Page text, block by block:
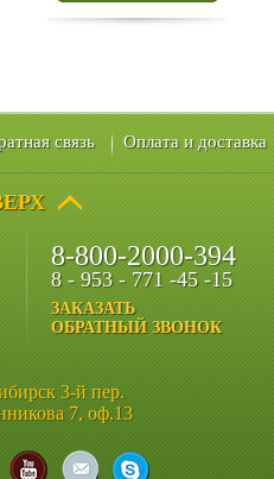
связь Оплата и доставка
3-й пер.
7, оф.13
8-800-2000-394
8 - 953 - 771 -45 -15
ЗАКАЗАТЬ
ОБРАТНЫЙ ЗВОНОК